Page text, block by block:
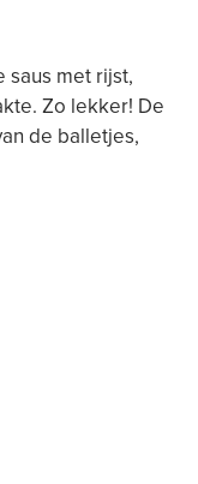
saus met rijst,
Zo lekker! De
de balletjes,